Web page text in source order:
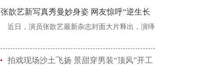
张歆艺新写真秀曼妙身姿 网友惊呼“逆生长
近日，演员张歆艺最新杂志封面大片释出，演绎
拍戏现场沙土飞扬 景甜穿男装“顶风”开工